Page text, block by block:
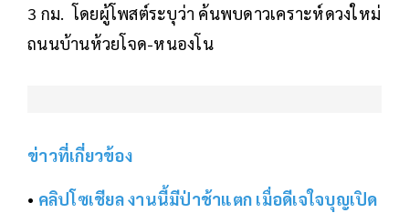
3 กม. โดยผู้โพสต์ระบุว่า ค้นพบดาวเคราะห์ดวงใหม่
ถนนบ้านห้วยโจด-หนองโน
ข่าวที่เกี่ยวข้อง
• คลิปโซเชียล งานนี้มีป่าช้าแตก เมื่อดีเจใจบุญเปิด